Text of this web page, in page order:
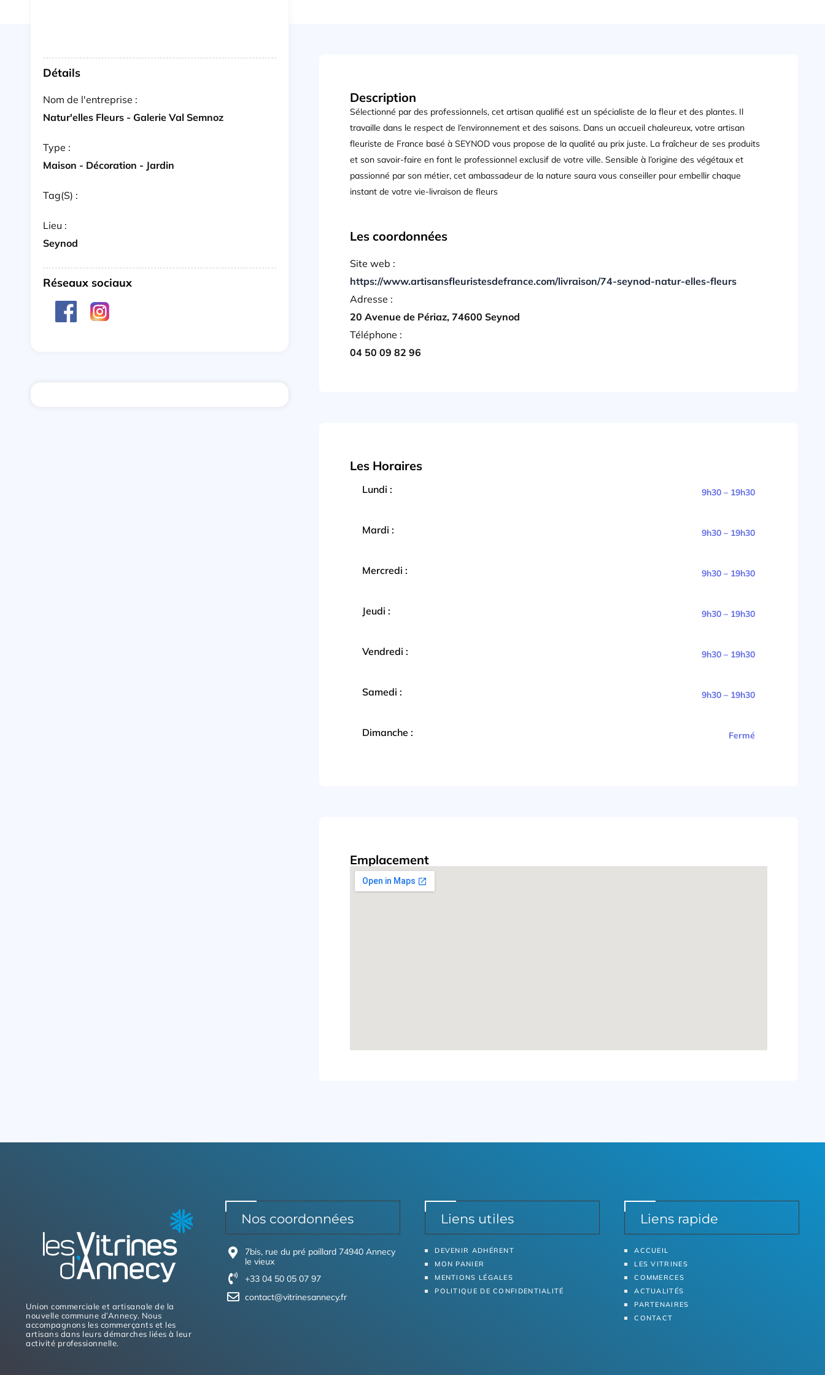
Détails
Nom de l'entreprise :
Natur'elles Fleurs - Galerie Val Semnoz
Type :
Maison - Décoration - Jardin
Tag(s) :
Lieu :
Seynod
Réseaux sociaux
Description
Sélectionné par des professionnels, cet artisan qualifié est un spécialiste de la fleur et des plantes. Il
travaille dans le respect de l’environnement et des saisons. Dans un accueil chaleureux, votre artisan
fleuriste de France basé à SEYNOD vous propose de la qualité au prix juste. La fraîcheur de ses produits
et son savoir-faire en font le professionnel exclusif de votre ville. Sensible à l’origine des végétaux et
passionné par son métier, cet ambassadeur de la nature saura vous conseiller pour embellir chaque
instant de votre vie-livraison de fleurs
Les coordonnées
Site web :
https://www.artisansfleuristesdefrance.com/livraison/74-seynod-natur-elles-fleurs
Adresse :
20 Avenue de Périaz, 74600 Seynod
Téléphone :
04 50 09 82 96
Les Horaires
Lundi :
Mardi :
Mercredi :
Jeudi :
Vendredi :
Samedi :
Dimanche :
9h30 – 19h30
9h30 – 19h30
9h30 – 19h30
9h30 – 19h30
9h30 – 19h30
9h30 – 19h30
Fermé
Emplacement
Union commerciale et artisanale de la
nouvelle commune d’Annecy. Nous
accompagnons les commerçants et les
artisans dans leurs démarches liées à leur
activité professionnelle.
Nos coordonnées
7bis, rue du pré paillard 74940 Annecy
le vieux
+33 04 50 05 07 97
contact@vitrinesannecy.fr
Liens utiles
DEVENIR ADHÉRENT
MON PANIER
MENTIONS LÉGALES
POLITIQUE DE CONFIDENTIALITÉ
Liens rapide
ACCUEIL
LES VITRINES
COMMERCES
ACTUALITÉS
PARTENAIRES
CONTACT